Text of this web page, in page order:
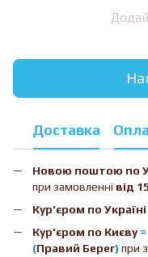
Доставка
Новою поштою по
при замовленні від
Кур'єром по Україні
Кур'єром по Києву
(Правий Берег) при